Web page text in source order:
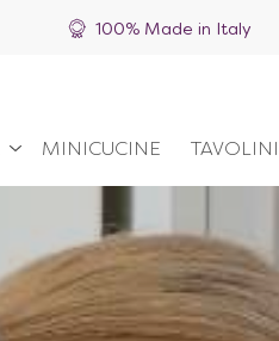
100% Made in Italy
MINICUCINE